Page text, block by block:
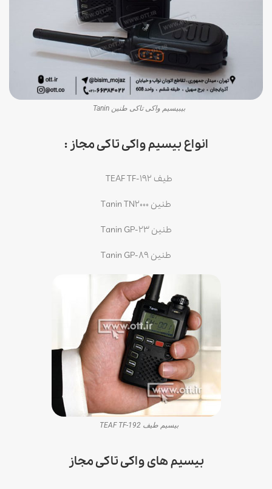
بیبیسیم واکی تاکی طنین Tanin
انواع بیسیم واکی تاکی مجاز :
طیف TEAF TF-192
طنین Tanin TN2000
طنین Tanin GP-23
طنین Tanin GP-89
بیسیم طیف TEAF TF-192
بیسیم های واکی تاکی مجاز